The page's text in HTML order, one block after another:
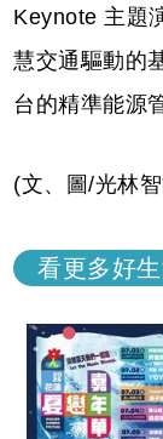
Keynote 主題
慧交通驅動的
台的精準能源
(文、圖/光林
看更多好